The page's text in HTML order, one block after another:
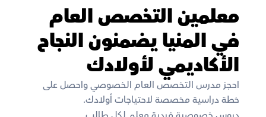
معلمين التخصص العام
في المنيا يضمنون النجاح
الأكاديمي لأولادك
احجز مدرس التخصص العام الخصوصي واحصل على
خطة دراسية مخصصة لاحتياجات أولادك.